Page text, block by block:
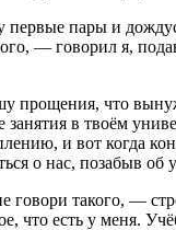
пары и
— говорил я,
прощения, что
в твоём
и вот когда
о нас, позабыв об
говори такого, —
что есть у меня.